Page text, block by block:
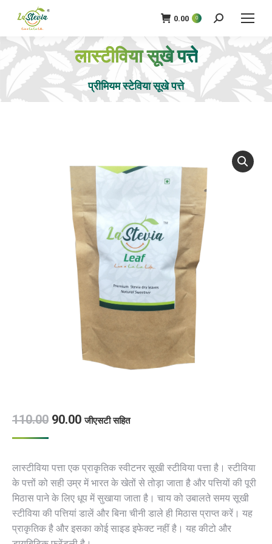
0.00 0 खोज
लास्टीविया सूखे पत्ते
प्रीमियम स्टेविया सूखे पत्ते
आप यहाँ हैं:
110.00 90.00 जीएसटी सहित
लास्टीविया पत्ता एक प्राकृतिक स्वीटनर सूखी स्टीविया पत्ता है। स्टीविया
के पत्तों को सही उम्र में भारत के खेतों से तोड़ा जाता है और पत्तियों की पूरी
मिठास पाने के लिए धूप में सुखाया जाता है। चाय को उबालते समय सूखी
स्टीविया की पत्तियां डालें और बिना चीनी डाले ही मिठास प्राप्त करें। यह
प्राकृतिक है और इसका कोई साइड इफेक्ट नहीं है। यह कीटो और